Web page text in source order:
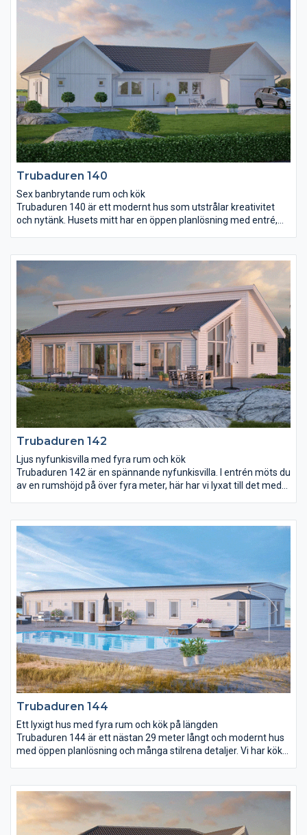
separerade föräldrasovrummet har gott om
förvaringsmöjligheter, det är utrustat med både
skjutdörrsgarderob och klädkammare. I andra änden av huset
ligger ytterligare två sovrum, badrum och allrum.
Trubaduren 140
Sex banbrytande rum och kök
Trubaduren 140 är ett modernt hus som utstrålar kreativitet
och nytänk. Husets mitt har en öppen planlösning med entré,
Trubaduren 140 har två naturliga delar: en för vuxna och en där
barnen kan husera lite för sig själva. Vuxendelen består av ett
stort sovrum med två (!) klädkammare, ett badrum samt ett
arbetsrum som med fördel också kan fungera som
barnkammare.
Trubaduren 142
Ljus nyfunkisvilla med fyra rum och kök
Trubaduren 142 är en spännande nyfunkisvilla. I entrén möts du
av en rumshöjd på över fyra meter, här har vi lyxat till det med
volymskapande snedtak som breder ut sig över hela rummet.
Här har du ljusinsläpp från fyra håll med takfönstren inräknade.
Från köksön har du full uppsikt över övriga rummet och även ut
i trädgården när du lagar mat.
Trubaduren 144
Ett lyxigt hus med fyra rum och kök på längden
Trubaduren 144 är ett nästan 29 meter långt och modernt hus
med öppen planlösning och många stilrena detaljer. Vi har kök
och gott om arbetsyta och förvaring. Här har du god uppsikt
över middagsgästerna när såsen ska smakas av. Trubaduren
144 rymmer även två mindre sovrum, badrum med badkar och
ett stort föräldrasovrum med egen utgång till trädgården.